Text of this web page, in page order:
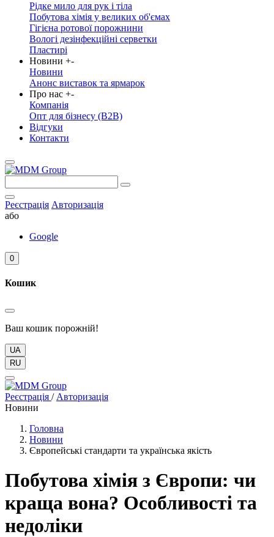
Рідке мило для рук і тіла
Побутова хімія у великих об'ємах
Гігієна ротової порожнини
Вологі дезінфекційні серветки
Пластирі
Новини +-
Новини
Анонс виставок та ярмарок
Про нас +-
Компанія
Опт для бізнесу (B2B)
Відгуки
Контакти
Реєстрація Авторизація
або
Google
0
Кошик
Ваш кошик порожній!
UA
RU
Реєстрація / Авторизація
Новини
Головна
Новини
Європейські стандарти та українська якість
Побутова хімія з Європи: чи
краща вона? Особливості та
недоліки